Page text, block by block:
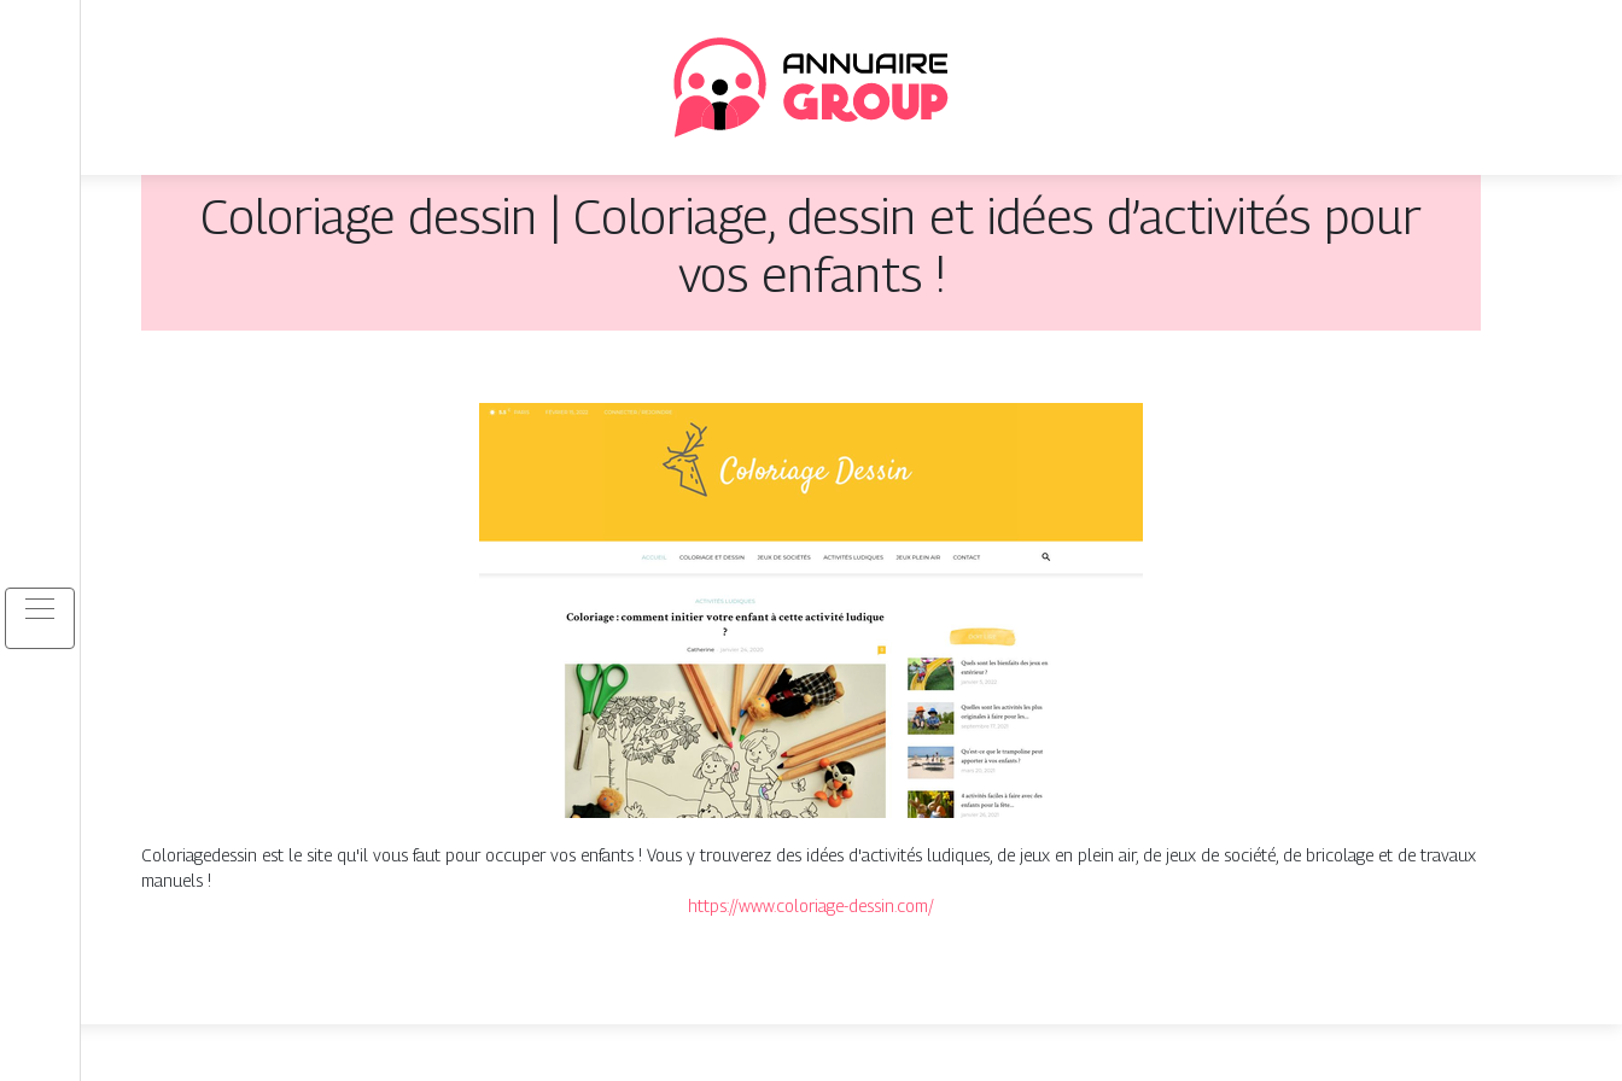
Coloriage dessin | Coloriage, dessin et idées d’activités pour
vos enfants !
Coloriagedessin est le site qu'il vous faut pour occuper vos enfants ! Vous y trouverez des idées d'activités ludiques, de jeux en plein air, de jeux de société, de bricolage et de travaux
manuels !
https://www.coloriage-dessin.com/